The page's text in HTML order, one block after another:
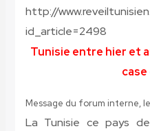
http://
id_article=2498
Tunisie entre hier et
Message du forum interne,
La Tunisie ce pays